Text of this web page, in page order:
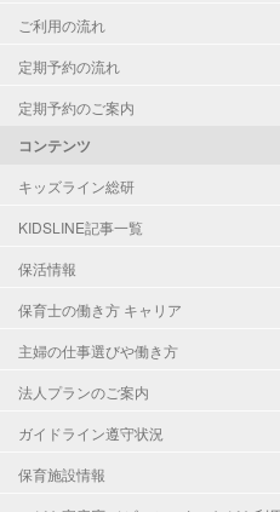
ご利用の流れ
定期予約の流れ
定期予約のご案内
コンテンツ
キッズライン総研
KIDSLINE記事一覧
保活情報
保育士の働き方 キャリア
主婦の仕事選びや働き方
法人プランのご案内
ガイドライン遵守状況
保育施設情報